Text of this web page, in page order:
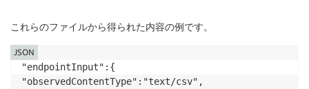
これらのファイルから得られた内容の例です。
"endpointInput":{
"observedContentType":"text/csv",
JSON